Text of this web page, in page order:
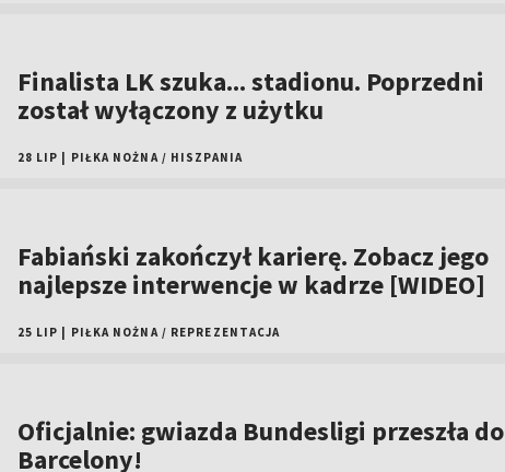
Finalista LK szuka... stadionu. Poprzedni
został wyłączony z użytku
28 LIP PIŁKA NOŻNA / HISZPANIA
Fabiański zakończył karierę. Zobacz jego
najlepsze interwencje w kadrze [WIDEO]
25 LIP PIŁKA NOŻNA / REPREZENTACJA
Oficjalnie: gwiazda Bundesligi przeszła do
Barcelony!